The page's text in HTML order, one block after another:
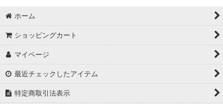
ホーム
ショッピングカート
マイページ
最近チェックしたアイテム
特定商取引法表示